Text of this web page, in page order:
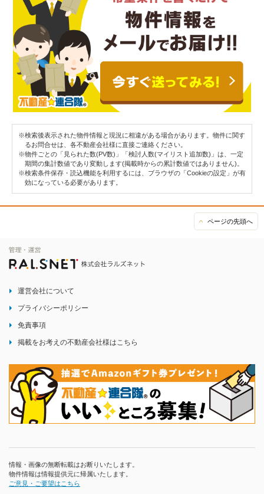
※検索後表示された物件情報と現況に相違がある場合があります。物件に関す
るお問合せは、各不動産会社様に直接ご連絡ください。
※物件ごとの「見られた数(PV数)」「検討人数(マイリスト追加数)」は、一定
期間の集計数値であり変動します(掲載時からの累計数値ではありません)。
※検索条件保存・読込機能を利用するには、ブラウザの「Cookieの設定」が有
効になっている必要があります。
ページの先頭へ
運営会社について
プライバシーポリシー
免責事項
掲載をお考えの不動産会社様はこちら
情報・画像の無断転載はお断りいたします。
物件情報は情報提供元に帰属いたします。
ご意見・ご要望はこちら